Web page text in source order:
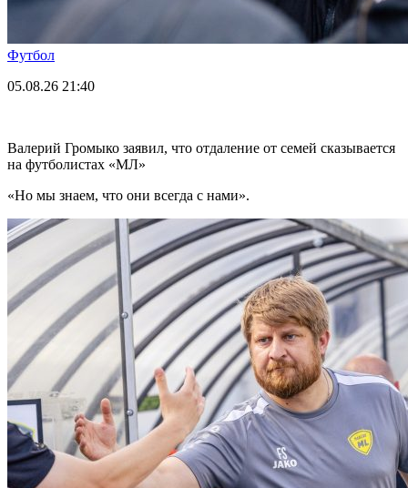
Футбол
05.08.26 21:40
Валерий Громыко заявил, что отдаление от семей сказывается
на футболистах «МЛ»
«Но мы знаем, что они всегда с нами».